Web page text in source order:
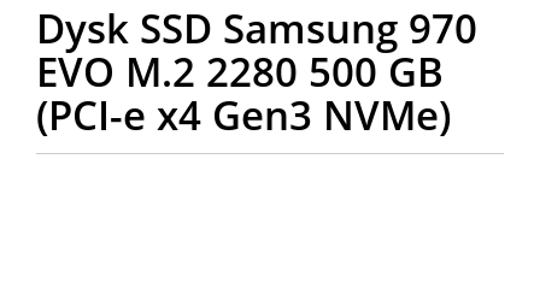
Dysk SSD Samsung 970
EVO M.2 2280 500 GB
(PCI-e x4 Gen3 NVMe)